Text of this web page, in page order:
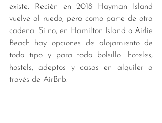
existe. Recién en 2018 Hayman Island
vuelve al ruedo, pero como parte de otra
cadena. Si no, en Hamilton Island o Airlie
Beach hay opciones de alojamiento de
todo tipo y para todo bolsillo: hoteles,
hostels, adeptos y casas en alquiler a
través de AirBnb.